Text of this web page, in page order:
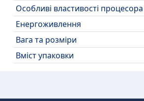
Особливі властивості процесора
Енергоживлення
Вага та розміри
Вміст упаковки